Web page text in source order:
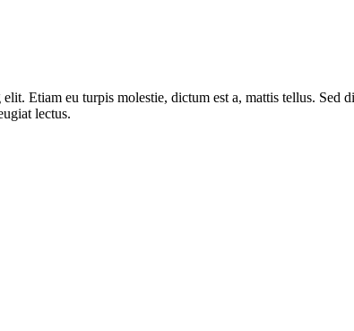
Etiam eu turpis molestie, dictum est a, mattis tellus.
lectus.